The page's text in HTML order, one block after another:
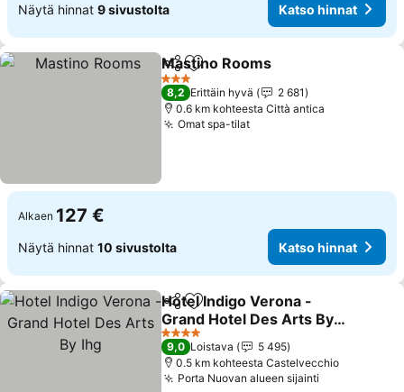
Näytä hinnat 9 sivustolta Katso hinnat
Jaa Lisää suosikkeihin
Mastino Rooms
3 Tähtiluokitus
8,2 Erittäin hyvä
2 681
0.6 km kohteesta Città antica
Omat spa-tilat
Alkaen 127 €
Näytä hinnat 10 sivustolta Katso hinnat
Jaa Lisää suosikkeihin
Hotel Indigo Verona -
Grand Hotel Des Arts By
Ihg
4 Tähtiluokitus
9,0 Loistava
5 495
0.5 km kohteesta Castelvecchio
Porta Nuovan alueen sijainti